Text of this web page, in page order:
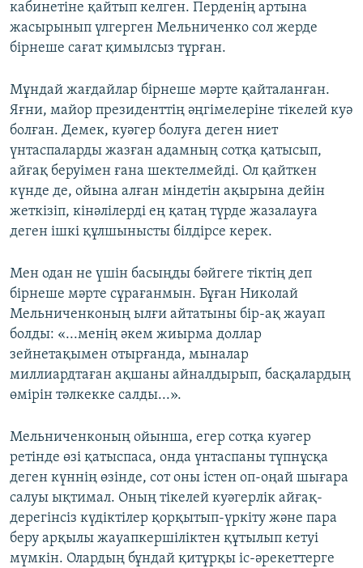
кабинетіне қайтып келген. Перденің артына
жасырынып үлгерген Мельниченко сол жерде
бірнеше сағат қимылсыз тұрған.
Мұндай жағдайлар бірнеше мәрте қайталанған.
Яғни, майор президенттің әңгімелеріне тікелей куә
болған. Демек, куәгер болуға деген ниет
үнтаспаларды жазған адамның сотқа қатысып,
айғақ беруімен ғана шектелмейді. Ол қайткен
күнде де, ойына алған міндетін ақырына дейін
жеткізіп, кінәлілерді ең қатаң түрде жазалауға
деген ішкі құлшынысты білдірсе керек.
Мен одан не үшін басыңды бәйгеге тіктің деп
бірнеше мәрте сұрағанмын. Бұған Николай
Мельниченконың ылғи айтатыны бір-ақ жауап
болды: «...менің әкем жиырма доллар
зейнетақымен отырғанда, мыналар
миллиардтаған ақшаны айналдырып, басқалардың
өмірін тәлкекке салды...».
Мельниченконың ойынша, егер сотқа куәгер
ретінде өзі қатыспаса, онда үнтаспаны түпнұсқа
деген күннің өзінде, сот оны істен оп-оңай шығара
салуы ықтимал. Оның тікелей куәгерлік айғақ-
дерегінсіз күдіктілер қорқытып-үркіту және пара
беру арқылы жауапкершіліктен құтылып кетуі
мүмкін. Олардың бұндай қитұрқы іс-әрекеттерге